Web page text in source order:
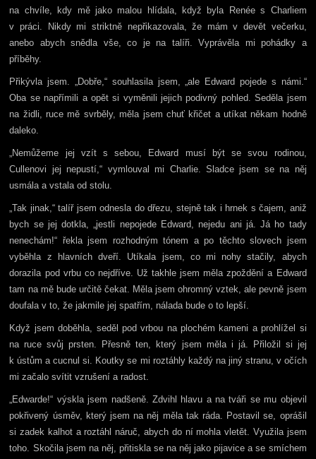
na chvíle, kdy mě jako malou hlídala, když byla Renée s Charliem
v práci. Nikdy mi striktně nepřikazovala, že mám v devět večerku,
anebo abych snědla vše, co je na talíři. Vyprávěla mi pohádky a
příběhy.
Přikývla jsem. „Dobře,“ souhlasila jsem, „ale Edward pojede s námi.“
Oba se napřímili a opět si vyměnili jejich podivný pohled. Seděla jsem
na židli, ruce mě svrběly, měla jsem chuť křičet a utíkat někam hodně
daleko.
„Nemůžeme jej vzít s sebou, Edward musí být se svou rodinou,
Cullenovi jej nepustí,“ vymlouval mi Charlie. Sladce jsem se na něj
usmála a vstala od stolu.
„Tak jinak,“ talíř jsem odnesla do dřezu, stejně tak i hrnek s čajem, aniž
bych se jej dotkla, „jestli nepojede Edward, nejedu ani já. Já ho tady
nenechám!“ řekla jsem rozhodným tónem a po těchto slovech jsem
vyběhla z hlavních dveří. Utíkala jsem, co mi nohy stačily, abych
dorazila pod vrbu co nejdříve. Už takhle jsem měla zpoždění a Edward
tam na mě bude určitě čekat. Měla jsem ohromný vztek, ale pevně jsem
doufala v to, že jakmile jej spatřím, nálada bude o to lepší.
Když jsem doběhla, seděl pod vrbou na plochém kameni a prohlížel si
na ruce svůj prsten. Přesně ten, který jsem měla i já. Přiložil si jej
k ústům a cucnul si. Koutky se mi roztáhly každý na jiný stranu, v očích
mi začalo svítit vzrušení a radost.
„Edwarde!“ výskla jsem nadšeně. Zdvihl hlavu a na tváři se mu objevil
pokřivený úsměv, který jsem na něj měla tak ráda. Postavil se, oprášil
si zadek kalhot a roztáhl náruč, abych do ní mohla vletět. Využila jsem
toho. Skočila jsem na něj, přitiskla se na něj jako pijavice a se smíchem